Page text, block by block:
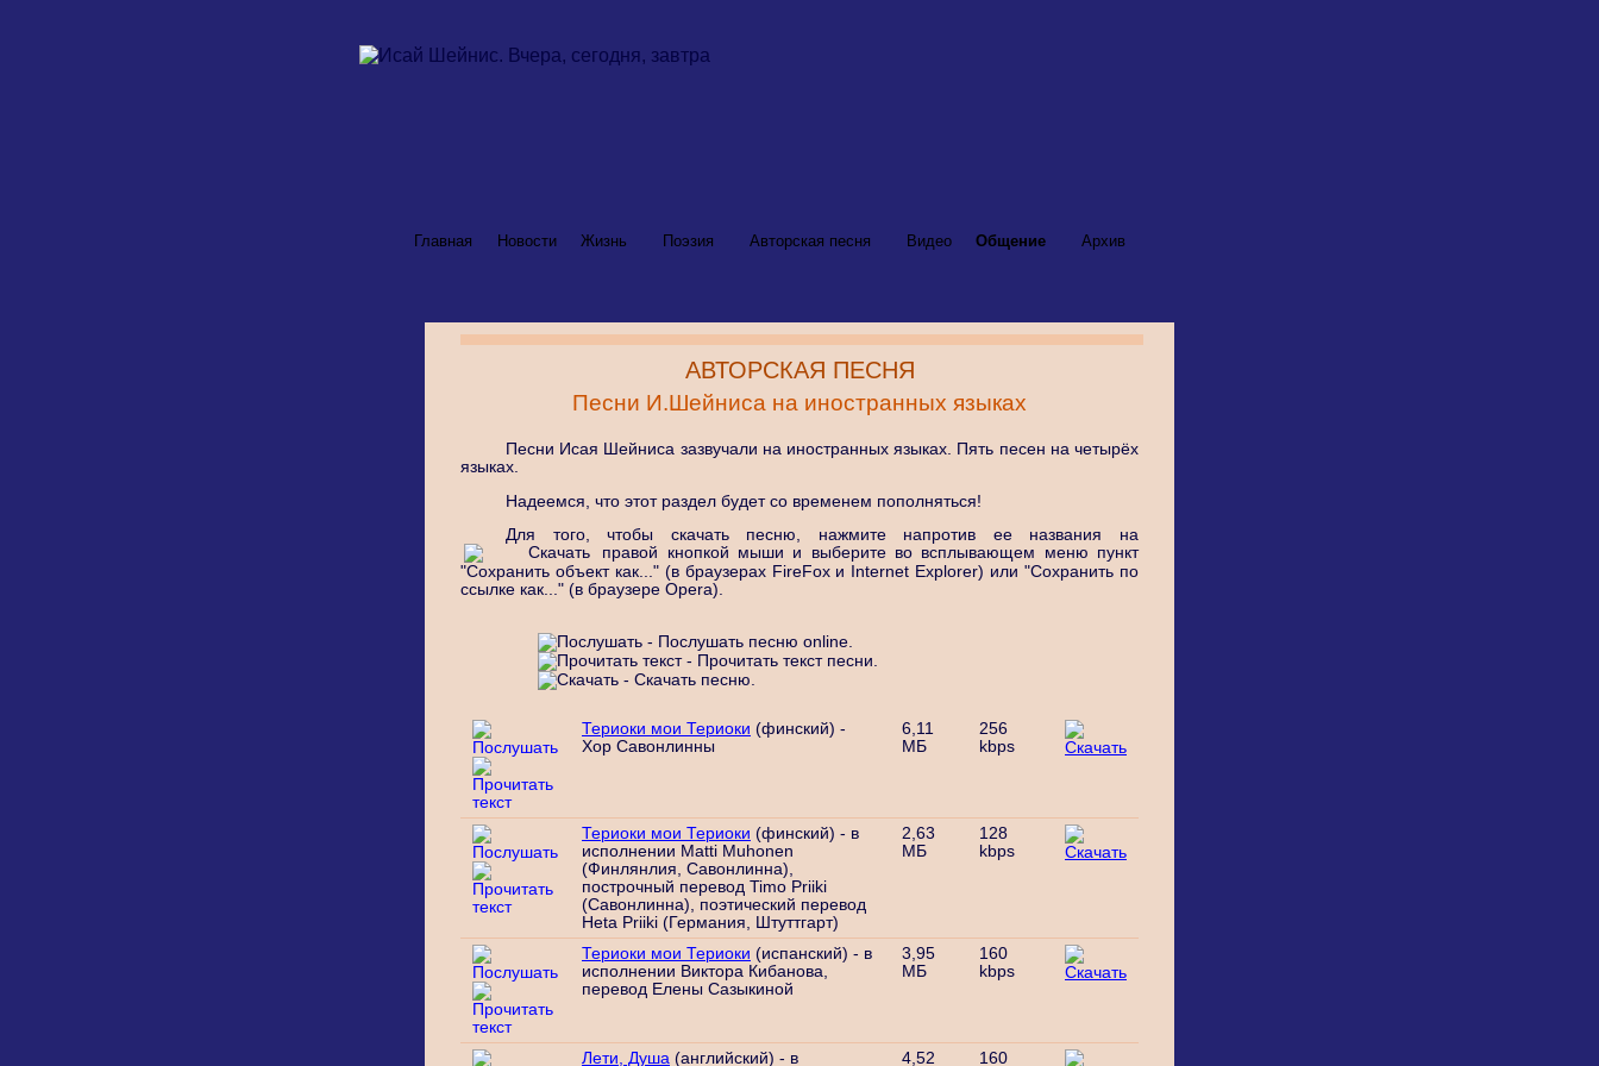
Главная Новости Жизнь Поэзия Авторская песня Видео Общение Архив
АВТОРСКАЯ ПЕСНЯ
Песни И.Шейниса на иностранных языках
Песни Исая Шейниса зазвучали на иностранных языках. Пять песен на четырёх
языках.
Надеемся, что этот раздел будет со временем пополняться!
Для того, чтобы скачать песню, нажмите напротив ее названия на
правой кнопкой мыши и выберите во всплывающем меню пункт
"Сохранить объект как..." (в браузерах FireFox и Internet Explorer) или "Сохранить по
ссылке как..." (в браузере Opera).
- Послушать песню online.
- Прочитать текст песни.
- Скачать песню.
Териоки мои Териоки (финский) -
Хор Савонлинны
6,11
МБ
256
kbps
Териоки мои Териоки (финский) - в
исполнении Matti Muhonen
(Финлянлия, Савонлинна),
построчный перевод Timo Priiki
(Савонлинна), поэтический перевод
Heta Priiki (Германия, Штуттгарт)
2,63
МБ
128
kbps
Териоки мои Териоки (испанский) - в
исполнении Виктора Кибанова,
перевод Елены Сазыкиной
3,95
МБ
160
kbps
Лети, Душа (английский) - в 4,52 160